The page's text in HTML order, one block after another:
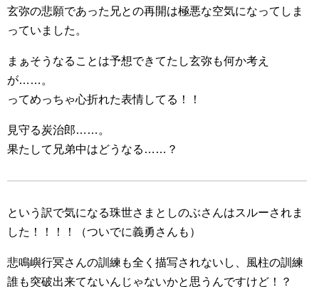
玄弥の悲願であった兄との再開は極悪な空気になってしま
っていました。
まぁそうなることは予想できてたし玄弥も何か考え
が……。
ってめっちゃ心折れた表情してる！！
見守る炭治郎……。
果たして兄弟中はどうなる……？
という訳で気になる珠世さまとしのぶさんはスルーされま
した！！！！（ついでに義勇さんも）
悲鳴嶼行冥さんの訓練も全く描写されないし、風柱の訓練
誰も突破出来てないんじゃないかと思うんですけど！？